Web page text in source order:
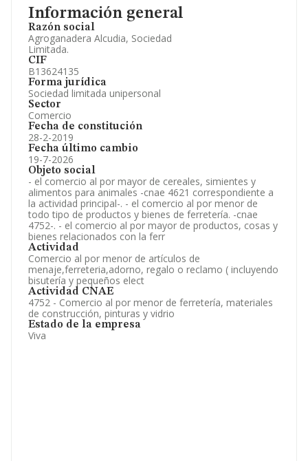
Información general
Razón social
Agroganadera Alcudia, Sociedad
Limitada.
CIF
B13624135
Forma jurídica
Sociedad limitada unipersonal
Sector
Comercio
Fecha de constitución
28-2-2019
Fecha último cambio
19-7-2026
Objeto social
- el comercio al por mayor de cereales, simientes y
alimentos para animales -cnae 4621 correspondiente a
la actividad principal-. - el comercio al por menor de
todo tipo de productos y bienes de ferretería. -cnae
4752-. - el comercio al por mayor de productos, cosas y
bienes relacionados con la ferr
Actividad
Comercio al por menor de artículos de
menaje,ferreteria,adorno, regalo o reclamo ( incluyendo
bisutería y pequeños elect
Actividad CNAE
4752 - Comercio al por menor de ferretería, materiales
de construcción, pinturas y vidrio
Estado de la empresa
Viva
Información oficial y registral complementaria.